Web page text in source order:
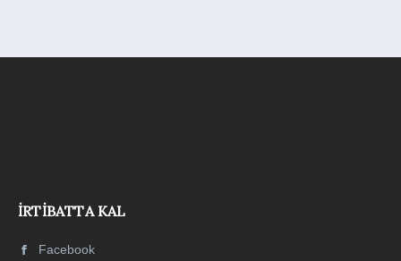
İRTIBATTA KAL
Facebook